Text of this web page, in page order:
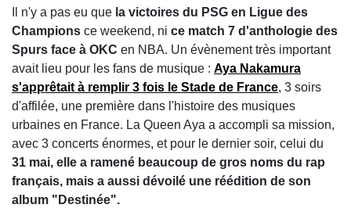
Il n'y a pas eu que la victoires du PSG en Ligue des
Champions ce weekend, ni ce match 7 d'anthologie des
Spurs face à OKC en NBA. Un évènement très important
avait lieu pour les fans de musique : Aya Nakamura
s'apprêtait à remplir 3 fois le Stade de France, 3 soirs
d'affilée, une première dans l'histoire des musiques
urbaines en France. La Queen Aya a accompli sa mission,
avec 3 concerts énormes, et pour le dernier soir, celui du
31 mai, elle a ramené beaucoup de gros noms du rap
français, mais a aussi dévoilé une réédition de son
album "Destinée".